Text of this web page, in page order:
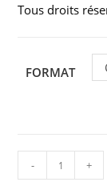
Tous droits
FORMAT
- +